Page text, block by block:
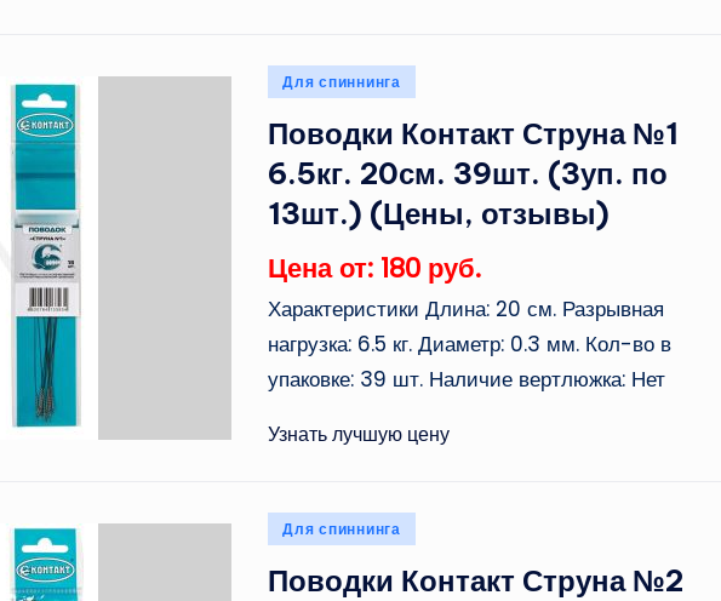
Опубликовано
Для спиннинга
Поводки Контакт Струна №1
6.5кг. 20см. 39шт. (3уп. по
13шт.) (Цены, отзывы)
Цена от: 180 руб.
Характеристики Длина: 20 см. Разрывная
нагрузка: 6.5 кг. Диаметр: 0.3 мм. Кол-во в
упаковке: 39 шт. Наличие вертлюжка: Нет
Узнать лучшую цену
Опубликовано
Для спиннинга
Поводки Контакт Струна №2